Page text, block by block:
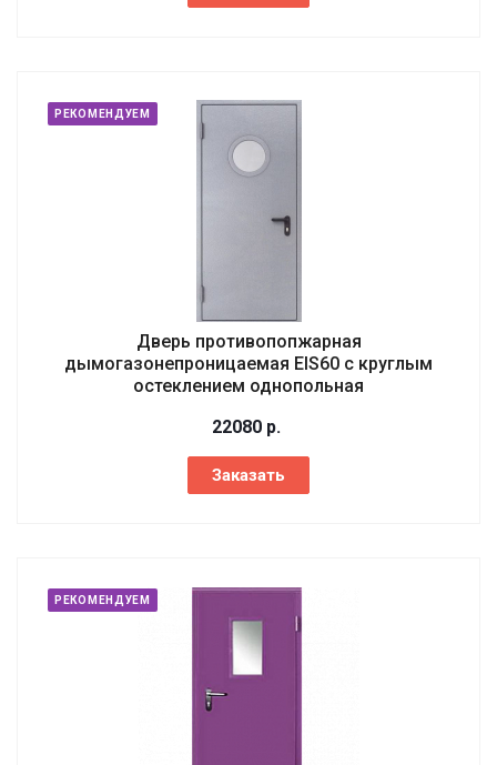
РЕКОМЕНДУЕМ
Дверь противопопжарная
дымогазонепроницаемая EIS60 с круглым
остеклением однопольная
22080 р.
Заказать
РЕКОМЕНДУЕМ